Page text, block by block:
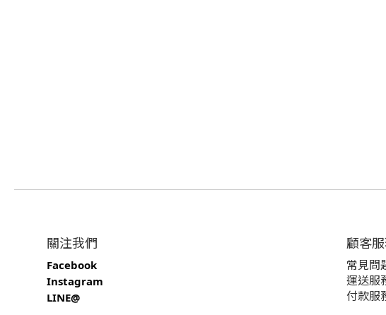
關注我們
Facebook
Instagram
LINE@
顧客
常見問
運送服
付款服